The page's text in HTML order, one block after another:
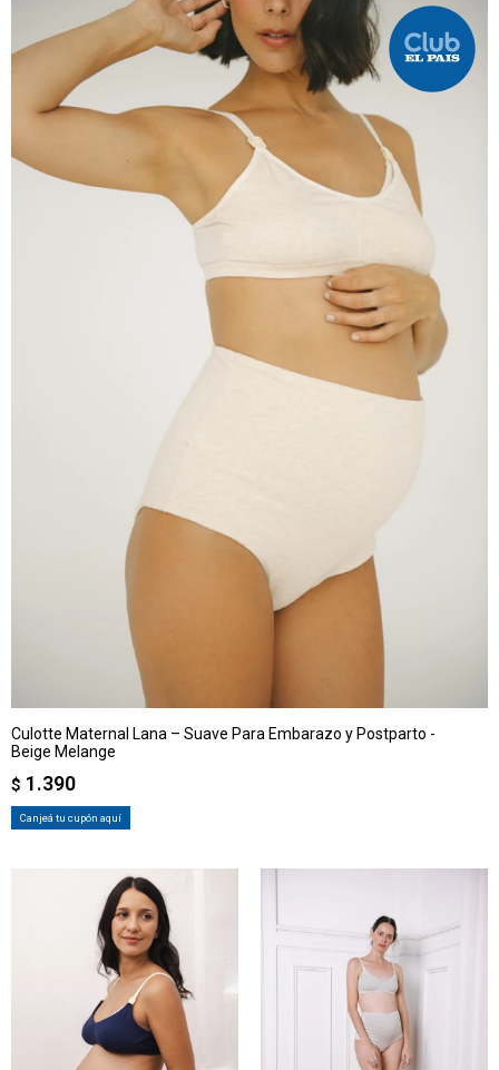
Culotte Maternal Lana – Suave Para Embarazo y Postparto -
Beige Melange
$ 1.390
Canjeá tu cupón aquí